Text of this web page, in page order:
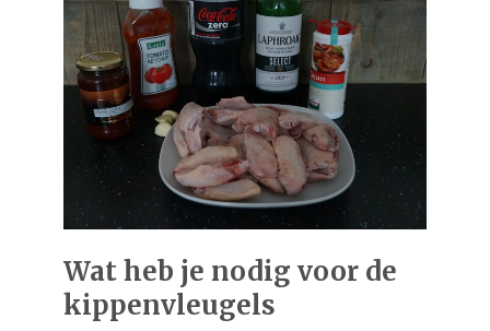
Wat heb je nodig voor de
kippenvleugels